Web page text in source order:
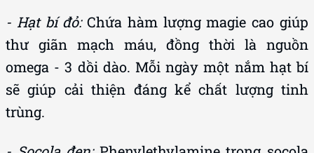
thư giãn mạch máu, đồng thời là nguồn
omega - 3 dồi dào. Mỗi ngày một nắm hạt bí
sẽ giúp cải thiện đáng kể chất lượng tinh
trùng.
- Socola đen:
đen (70% cacao trở lên) kích thích sản sinh